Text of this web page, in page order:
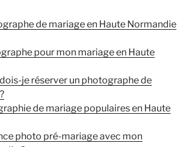
de mariage en Haute Normandie
pour mon mariage en Haute
je réserver un photographe de
de mariage populaires en Haute
photo pré-mariage avec mon